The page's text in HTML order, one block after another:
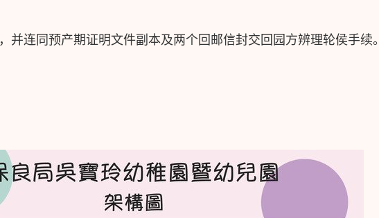
，并连同预产期证明文件副本及两个回邮信封交回园方辨理轮侯手续。